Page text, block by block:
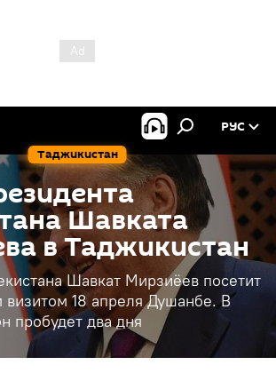
Таджикистан
РУС
Шавката
в Таджикистан
Шавкат Мирзиёев посетит
18 апреля Душанбе. В
пробудет два дня